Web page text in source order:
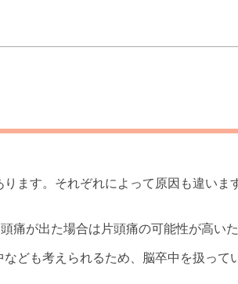
ます。それぞれによって原因も違い
が出た場合は片頭痛の可能性が高い
ども考えられるため、脳卒中を扱っ